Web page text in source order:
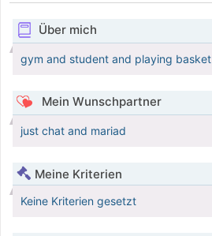
Über mich
gym and student and playing basket
Mein Wunschpartner
just chat and mariad
Meine Kriterien
Keine Kriterien gesetzt